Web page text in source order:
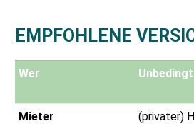
EMPFOHLENE
Wer
Mieter
(privater)